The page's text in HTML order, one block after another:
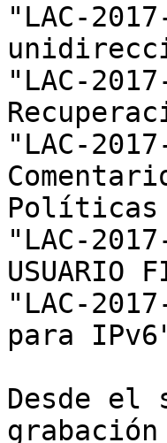
"LAC-
"LAC-
"LAC-
Políticas
"LAC-
USUARIO
"LAC-
para
Desde el